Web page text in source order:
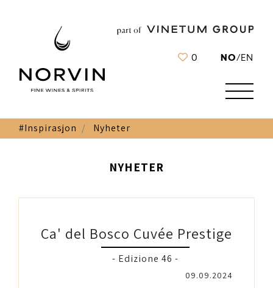
0 NO/EN
#Inspirasjon Nyheter
NYHETER
Ca' del Bosco Cuvée Prestige
- Edizione 46 -
09.09.2024